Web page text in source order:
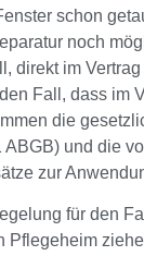
schon
noch
direkt im
Fall, dass im
die
und die
zur
für den
Pflegeheim